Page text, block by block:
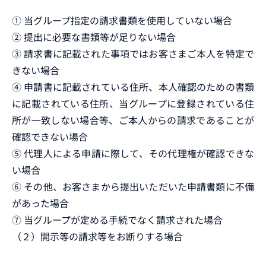
➀ 当グループ指定の請求書類を使用していない場合
➁ 提出に必要な書類等が足りない場合
➂ 請求書に記載された事項ではお客さまご本人を特定で
きない場合
➃ 申請書に記載されている住所、本人確認のための書類
に記載されている住所、当グループに登録されている住
所が一致しない場合等、ご本人からの請求であることが
確認できない場合
➄ 代理人による申請に際して、その代理権が確認できな
い場合
➅ その他、お客さまから提出いただいた申請書類に不備
があった場合
➆ 当グループが定める手続でなく請求された場合
（２）開示等の請求等をお断りする場合